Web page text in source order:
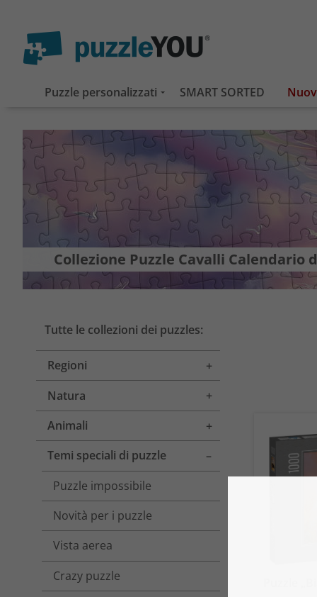
Puzzle personalizzati SMART SORTED
Collezione Puzzle Cavalli Calendario
Tutte le collezioni dei puzzles:
Regioni
Toggle menu
Natura
Toggle menu
Animali
Toggle menu
Temi speciali di puzzle
Toggle menu
Puzzle impossibile
Novità per i puzzle
Vista aerea
Crazy puzzle